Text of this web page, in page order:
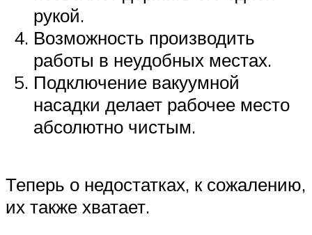
рукой.
Возможность производить
работы в неудобных местах.
Подключение вакуумной
насадки делает рабочее место
абсолютно чистым.
Теперь о недостатках, к сожалению,
их также хватает.